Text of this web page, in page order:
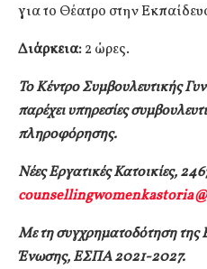
για το Θέατρο στην
Διάρκεια:2 ώρες.
Το Κέντρο Συμβουλευτικής
παρέχει υπηρεσίες
πληροφόρησης.
Νέες Εργατικές Κατοικίες,
Με τη συγχρηματοδότηση
Ένωσης, ΕΣΠΑ 2021-2027.